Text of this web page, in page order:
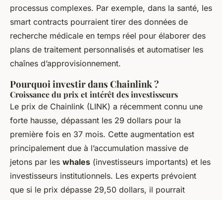
processus complexes. Par exemple, dans la santé, les
smart contracts pourraient tirer des données de
recherche médicale en temps réel pour élaborer des
plans de traitement personnalisés et automatiser les
chaînes d’approvisionnement.
Pourquoi investir dans Chainlink ?
Croissance du prix et intérêt des investisseurs
Le prix de Chainlink (LINK) a récemment connu une
forte hausse, dépassant les 29 dollars pour la
première fois en 37 mois. Cette augmentation est
principalement due à l’accumulation massive de
jetons par les whales (investisseurs importants) et les
investisseurs institutionnels. Les experts prévoient
que si le prix dépasse 29,50 dollars, il pourrait